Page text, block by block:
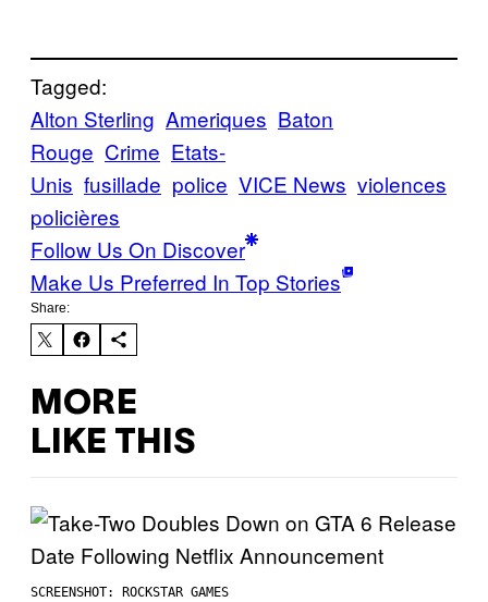
Tagged:
Alton Sterling Ameriques Baton
Rouge Crime Etats-
Unis fusillade police VICE News violences
policières
Follow Us On Discover
Make Us Preferred In Top Stories
Share:
MORE
LIKE THIS
SCREENSHOT: ROCKSTAR GAMES